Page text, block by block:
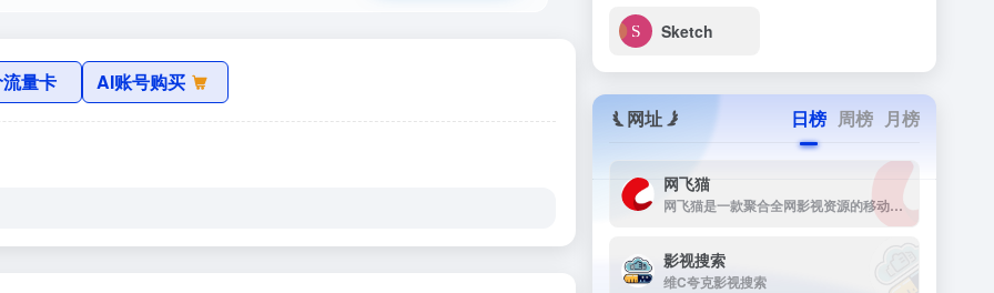
量卡 AI账号购买
Sketch
网址 日榜 周榜 月榜
网飞猫
网飞猫是一款聚合全网影视资源的移动端播放应用，主打免费、高画...
影视搜索
维C夸克影视搜索